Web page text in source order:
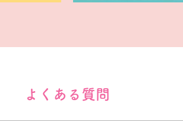
よくある質問